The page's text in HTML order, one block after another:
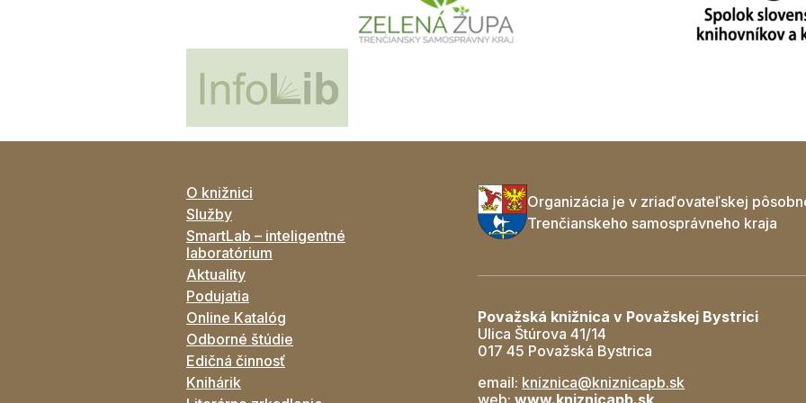
O knižnici
Služby
SmartLab – inteligentné
laboratórium
Aktuality
Podujatia
Online Katalóg
Odborné štúdie
Edičná činnosť
Knihárik
Organizácia je v zriaďovateľskej
Trenčianskeho samosprávneho kraja
Považská knižnica v Považskej Bystrici
Ulica Štúrova 41/14
017 45 Považská Bystrica
email: kniznica@kniznicapb.sk